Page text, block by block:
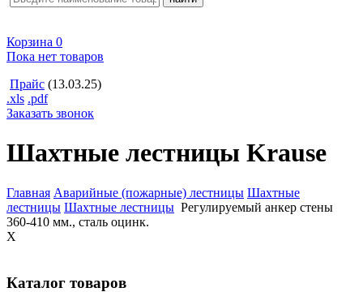
Корзина 0
Пока нет товаров
Прайс (13.03.25)
.xls .pdf
Заказать звонок
Шахтные лестницы Krause
Главная Аварийные (пожарные) лестницы Шахтные
лестницы Шахтные лестницы Регулируемый анкер стены
360-410 мм., сталь оцинк.
X
Каталог товаров